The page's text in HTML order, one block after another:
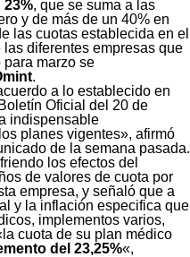
23%, que se suma a las
y de más de un 40% en
las cuotas establecida en el
las diferentes empresas que
marzo se
.
a lo establecido en
Oficial del 20 de
indispensable
planes vigentes», afirmó
de la semana pasada.
los efectos del
de valores de cuota por
empresa, y señaló que a
y la inflación especifica que
implementos varios,
cuota de su plan médico
del 23,25%«,